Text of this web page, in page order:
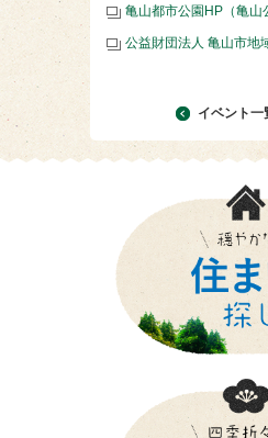
亀山都市公園HP（亀山
公益財団法人 亀山市地
イベント一